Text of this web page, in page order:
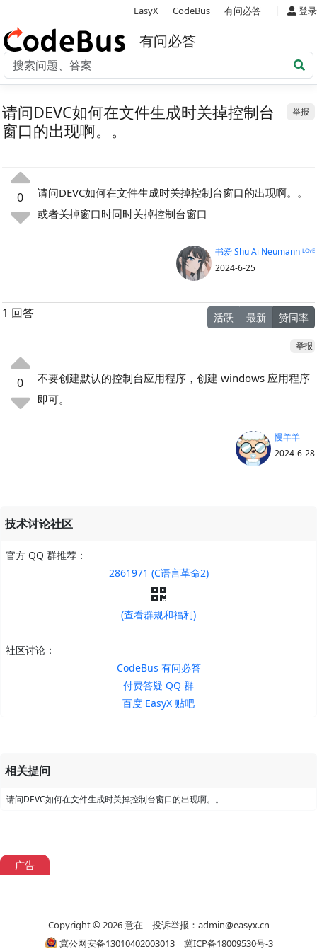
EasyX CodeBus 有问必答 登录
有问必答
举报
请问DEVC如何在文件生成时关掉控制台
窗口的出现啊。。
0
请问DEVC如何在文件生成时关掉控制台窗口的出现啊。。
或者关掉窗口时同时关掉控制台窗口
书爱 Shu Ai Neumann ᴸᴼᵛᴱ
2024-6-25
1 回答 活跃 最新 赞同率
举报
0
不要创建默认的控制台应用程序，创建 windows 应用程序
即可。
慢羊羊
2024-6-28
技术讨论社区
官方 QQ 群推荐：
2861971 (C语言革命2)
(查看群规和福利)
社区讨论：
CodeBus 有问必答
付费答疑 QQ 群
百度 EasyX 贴吧
相关提问
请问DEVC如何在文件生成时关掉控制台窗口的出现啊。。
广告
Copyright © 2026意在投诉举报：admin@easyx.cn
冀公网安备13010402003013
冀ICP备18009530号-3